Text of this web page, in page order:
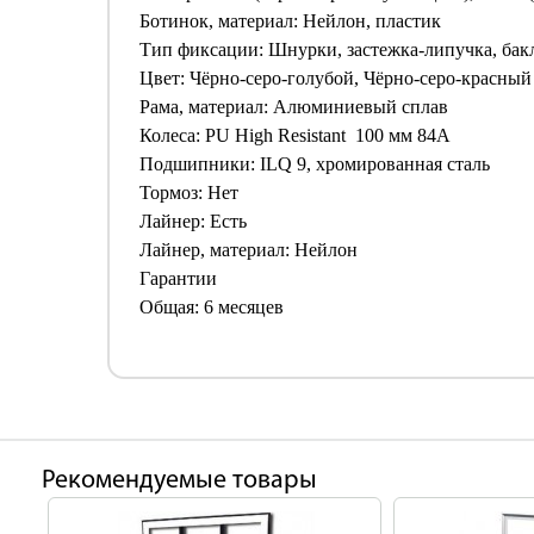
Ботинок, материал: Нейлон, пластик
Тип фиксации: Шнурки, застежка-липучка,
Цвет: Чёрно-серо-голубой, Чёрно-серо-красный
Рама, материал: Алюминиевый сплав
Колеса: PU High Resistant 100 мм 84А
Подшипники: ILQ 9, хромированная сталь
Тормоз: Нет
Лайнер: Есть
Лайнер, материал: Нейлон
Гарантии
Общая: 6 месяцев
Рекомендуемые товары